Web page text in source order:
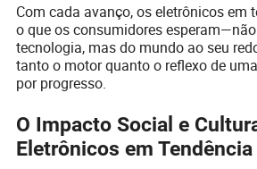
Com cada avanço, os eletrônicos em
o que os consumidores
tecnologia, mas do mundo ao seu
tanto o motor quanto o reflexo de
por progresso.
O Impacto Social e
Eletrônicos em Tendência